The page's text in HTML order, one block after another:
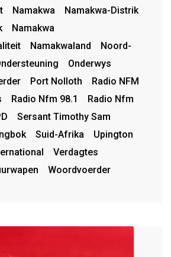
Namakwa
Namakwa-Distrik
Namakwa
Namakwaland
Noord-
Onderwys
Port Nolloth
Radio NFM
Radio Nfm 98.1
Radio Nfm
Sersant Timothy Sam
Suid-Afrika
Upington
Verdagtes
Woordvoerder